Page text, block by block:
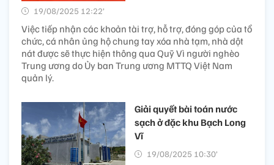
19/08/2025 12:22’
Việc tiếp nhận các khoản tài trợ, hỗ trợ, đóng góp của tổ
chức, cá nhân ủng hộ chung tay xóa nhà tạm, nhà dột
nát được sẽ thực hiện thông qua Quỹ Vì người nghèo
Trung ương do Ủy ban Trung ương MTTQ Việt Nam
quản lý.
Giải quyết bài toán nước
sạch ở đặc khu Bạch Long
Vĩ
19/08/2025 10:30’